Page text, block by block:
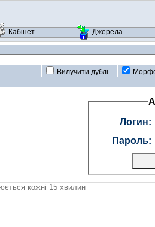
Кабінет Джерела
Вилучити дублі
Логин:
Пароль:
кожні 15 хвилин